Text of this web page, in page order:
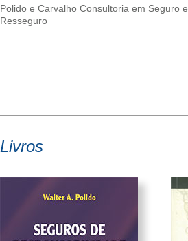
Polido e Carvalho Consultoria em Seguro e
Resseguro
Livros